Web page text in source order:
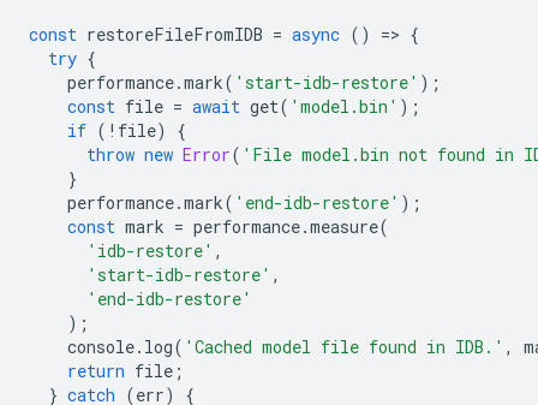
const restoreFileFromIDB = async () => {
try {
performance.mark( 'start-idb-restore' );
const file = await get( 'model.bin' );
if ( ! file)
{
throw new Error( 'File model.bin not found in
}
performance.mark( 'end-idb-restore' );
const mark = performance.measure(
'idb-restore' ,
'start-idb-restore' ,
'end-idb-restore'
);
console. log( 'Cached model file found in IDB.' ,
return file ;
} catch (err)
{